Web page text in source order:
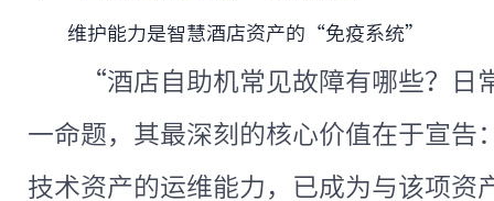
维护能力是智慧酒店资产的“免疫系统”
“酒店自助机常见故障有哪些？
一命题，其最深刻的核心价值在于宣告
技术资产的运维能力，已成为与该项资